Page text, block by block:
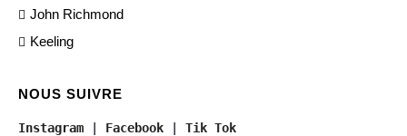
John Richmond
Keeling
NOUS SUIVRE
Instagram Facebook Tik Tok